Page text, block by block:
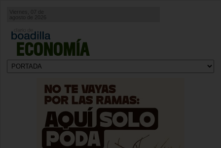
ECONOMÍA
agosto de 2026